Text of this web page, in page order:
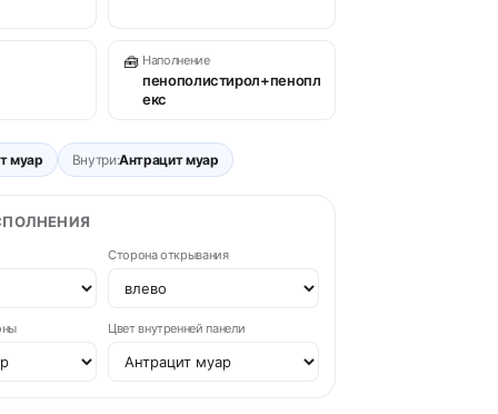
🧰 Наполнение
пенополистирол+пенопл
екс
муар Внутри:Антрацит муар
Сторона открывания
Цвет внутренней панели